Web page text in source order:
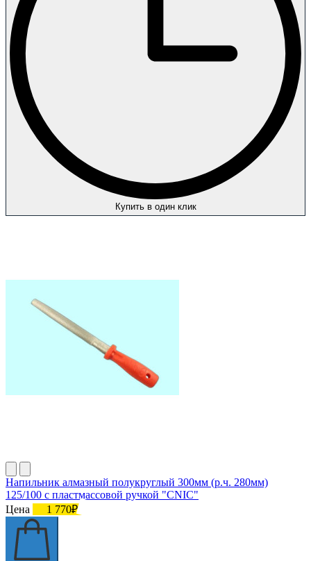
Купить в один клик
Напильник алмазный полукруглый 300мм (р.ч. 280мм)
125/100 с пластмассовой ручкой "CNIC"
Цена
1 770₽